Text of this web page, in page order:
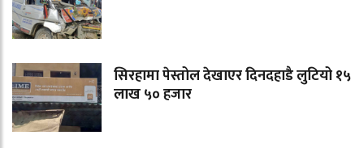
सिरहामा पेस्तोल देखाएर दिनदहाडै लुटियो १५
लाख ५० हजार